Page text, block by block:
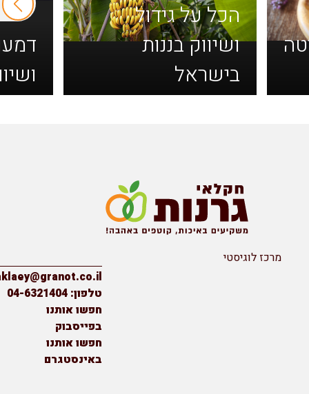
הכל על גידול
ושיווק בננות
בישראל
מרכז לוגיסטי
haklaey@granot.co.il
טלפון: 04-6321404
חפשו אותנו
בפייסבוק
חפשו אותנו
באינסטגרם